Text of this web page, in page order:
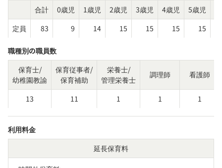
合計
0歳児 1歳児 2歳児 3歳児 4歳児 5歳児
定員
83 9 14 15 15 15 15
職種別の職員数
保育士/
幼稚園教諭
保育従事者/
保育補助
栄養士/
管理栄養士
調理師 看護師
13 11 1 1 1
利用料金
延長保育料